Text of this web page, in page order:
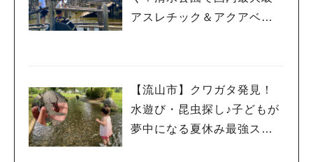
アスレチック＆アクアベン
【流山市】クワガタ発見！
水遊び・昆虫探し♪子どもが
夢中になる夏休み最強スポ